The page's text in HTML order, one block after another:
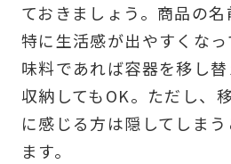
ておきましょう。商品の名
特に生活感が出やすくな
味料であれば容器を移し
収納してもOK。ただし、
に感じる方は隠してしま
ます。